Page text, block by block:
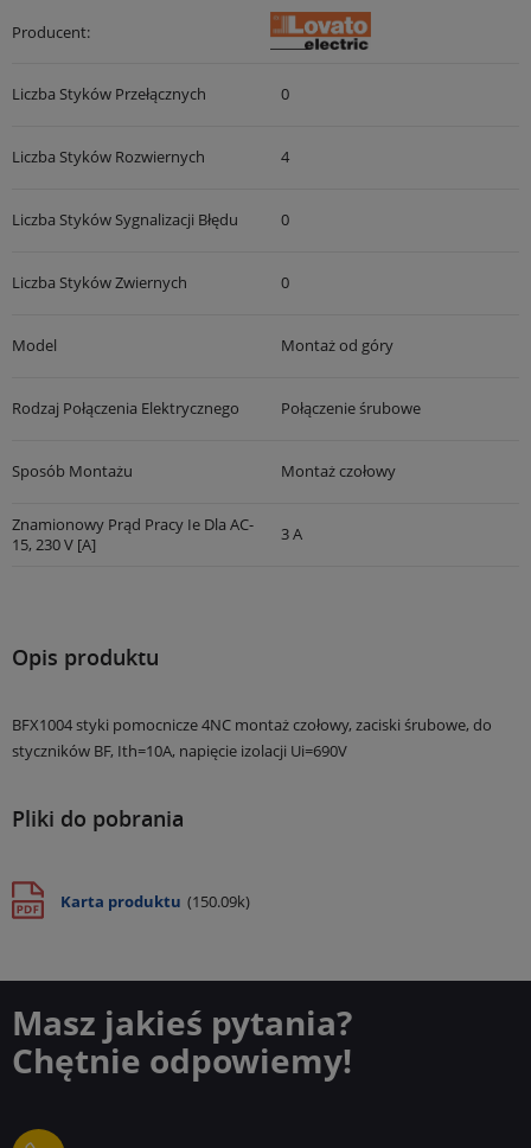
Producent:
Liczba Styków Przełącznych 0
Liczba Styków Rozwiernych 4
Liczba Styków Sygnalizacji Błędu 0
Liczba Styków Zwiernych 0
Model Montaż od góry
Rodzaj Połączenia Elektrycznego Połączenie śrubowe
Sposób Montażu Montaż czołowy
Znamionowy Prąd Pracy Ie Dla AC-
15, 230 V [A]
3 A
Opis produktu
BFX1004 styki pomocnicze 4NC montaż czołowy, zaciski śrubowe, do
styczników BF, Ith=10A, napięcie izolacji Ui=690V
Pliki do pobrania
Karta produktu (150.09k)
Masz jakieś pytania?
Chętnie odpowiemy!